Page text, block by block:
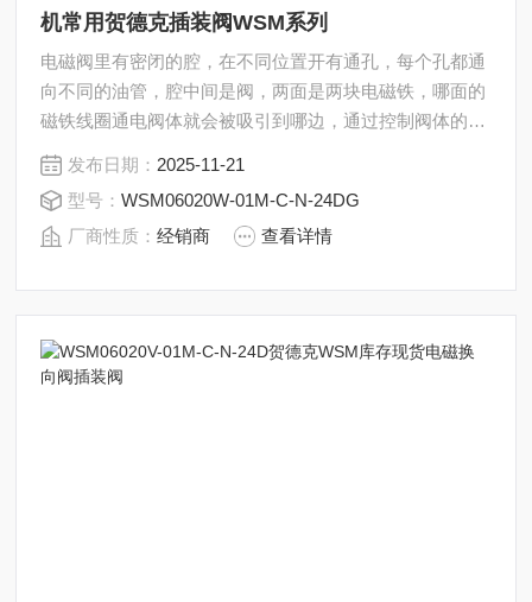
机常用贺德克插装阀WSM系列
电磁阀里有密闭的腔，在不同位置开有通孔，每个孔都通
向不同的油管，腔中间是阀，两面是两块电磁铁，哪面的
磁铁线圈通电阀体就会被吸引到哪边，通过控制阀体的移
动来挡住或露出不同的排油的孔，而进油孔是常开的，液
压油就会进入不同的排油管，然后通过油的压力来推动油
缸的活塞，活塞又带动活塞杆，活塞竿带动机械装置动。
水泥厂利君锟压机常用贺德克插装阀WSM系列
发布日期： 2025-11-21
型号：WSM06020W-01M-C-N-24DG
厂商性质：经销商 查看详情